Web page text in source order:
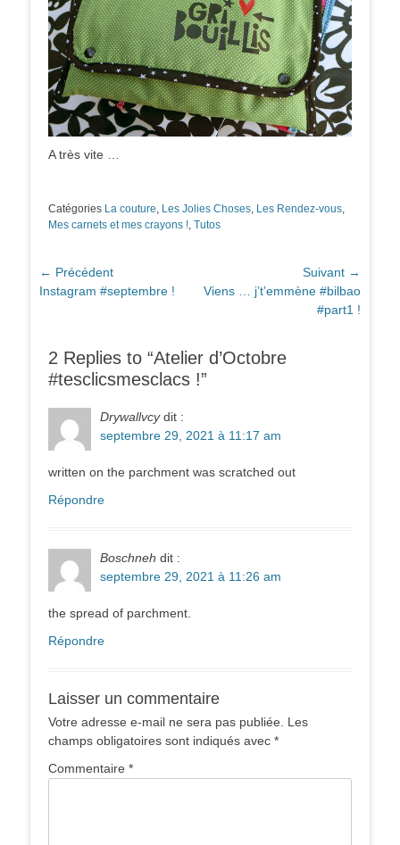
A très vite …
Catégories La couture, Les Jolies Choses, Les Rendez-vous,
Mes carnets et mes crayons !, Tutos
Navigation
de
← Précédent
Article
Instagram #septembre !
Suivant →
Article
Viens … j’t’emmène #bilbao
#part1 !
2 Replies to “Atelier d’Octobre
#tesclicsmesclacs !”
Drywallvcy dit :
septembre 29, 2021 à 11:17 am
written on the parchment was scratched out
Répondre
Boschneh dit :
septembre 29, 2021 à 11:26 am
the spread of parchment.
Répondre
Laisser un commentaire
Votre adresse e-mail ne sera pas publiée. Les
champs obligatoires sont indiqués avec *
Commentaire *